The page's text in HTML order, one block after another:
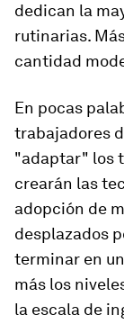
dedican la
rutinarias.
cantidad
En pocas
trabajadores
"adaptar" los
crearán las
adopción de
desplazados
terminar en
más los
la escala de